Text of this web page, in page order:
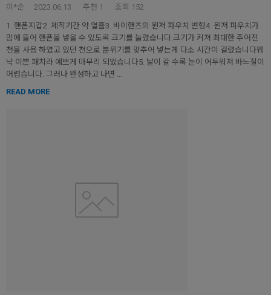
이*순 2023.06.13 추천 1 조회 152
1. 핸폰지갑2. 제작기간 약 열흘3. 바이핸즈의 윈저 파우치 변형4. 윈저 파우치가
맘에 들어 핸폰을 넣을 수 있도록 크기를 늘렸습니다.크기가 커져 최대한 주어진
천을 사용 하였고 있던 천으로 분위기를 맞추어 넣는게 다소 시간이 걸렸습니다워
낙 이쁜 패치라 예쁘게 마무리 되었습니다5. 날이 갈 수록 눈이 어두워져 바느질이
어렵습니다. 그러나 완성하고 나면 ...
READ MORE